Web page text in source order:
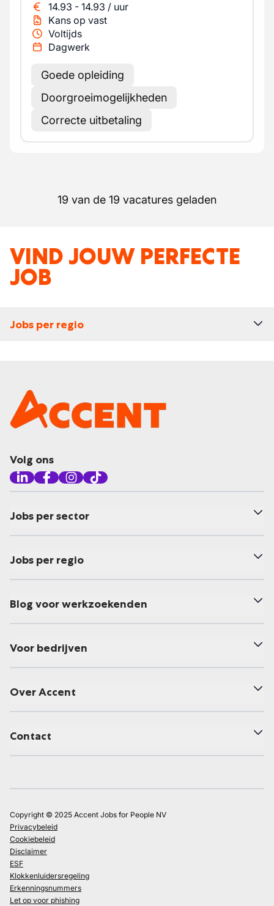
14.93 - 14.93 / uur
Kans op vast
Voltijds
Dagwerk
Goede opleiding
Doorgroeimogelijkheden
Correcte uitbetaling
19 van de 19 vacatures geladen
VIND JOUW PERFECTE
JOB
Jobs per regio
Volg ons
Jobs per sector
Jobs per regio
Blog voor werkzoekenden
Voor bedrijven
Over Accent
Contact
Copyright © 2025 Accent Jobs for People NV
Privacybeleid
Cookiebeleid
Disclaimer
ESF
Klokkenluidersregeling
Erkenningsnummers
Let op voor phishing